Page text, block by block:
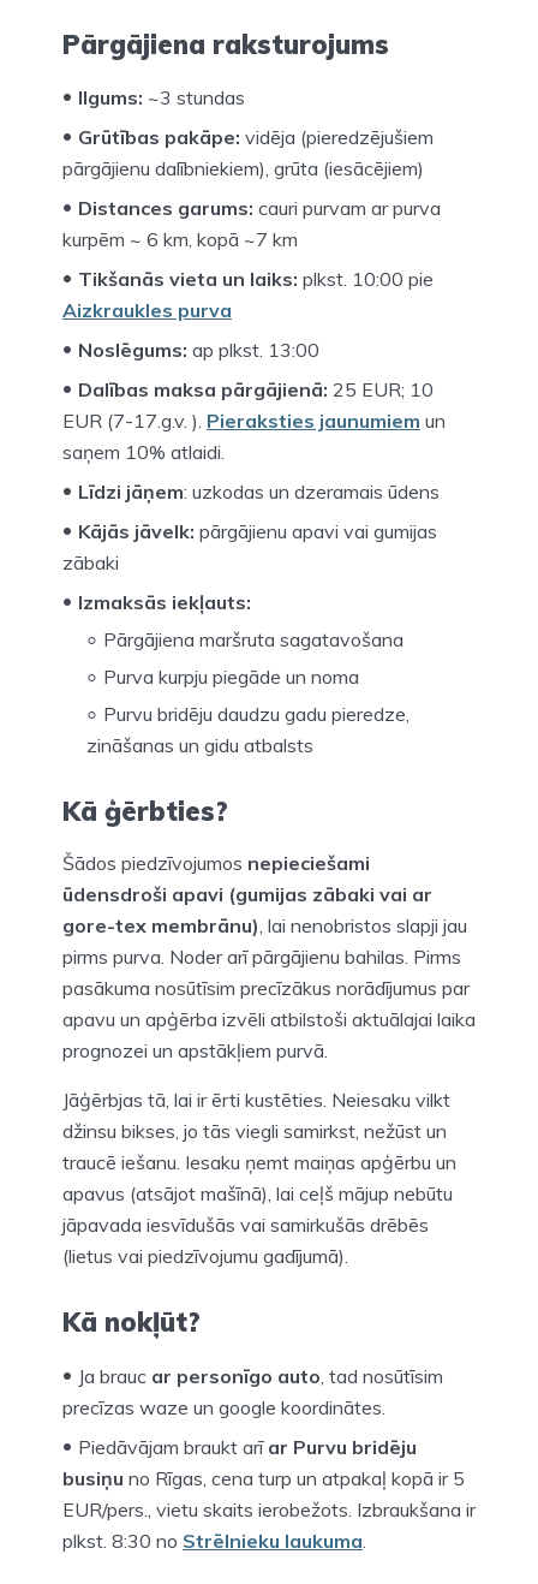
Pārgājiena raksturojums
Ilgums: ~3 stundas
Grūtības pakāpe: vidēja (pieredzējušiem
pārgājienu dalībniekiem), grūta (iesācējiem)
Distances garums: cauri purvam ar purva
kurpēm ~ 6 km, kopā ~7 km
Tikšanās vieta un laiks: plkst. 10:00 pie
Aizkraukles purva
Noslēgums: ap plkst. 13:00
Dalības maksa pārgājienā: 25 EUR; 10
EUR (7-17.g.v. ). Pieraksties jaunumiem un
saņem 10% atlaidi.
Līdzi jāņem: uzkodas un dzeramais ūdens
Kājās jāvelk: pārgājienu apavi vai gumijas
zābaki
Izmaksās iekļauts:
Pārgājiena maršruta sagatavošana
Purva kurpju piegāde un noma
Purvu bridēju daudzu gadu pieredze,
zināšanas un gidu atbalsts
Kā ģērbties?
Šādos piedzīvojumos nepieciešami
ūdensdroši apavi (gumijas zābaki vai ar
gore-tex membrānu) , lai nenobristos slapji jau
pirms purva. Noder arī pārgājienu bahilas. Pirms
pasākuma nosūtīsim precīzākus norādījumus par
apavu un apģērba izvēli atbilstoši aktuālajai laika
prognozei un apstākļiem purvā.
Jāģērbjas tā, lai ir ērti kustēties. Neiesaku vilkt
džinsu bikses, jo tās viegli samirkst, nežūst un
traucē iešanu. Iesaku ņemt maiņas apģērbu un
apavus (atsājot mašīnā), lai ceļš mājup nebūtu
jāpavada iesvīdušās vai samirkušās drēbēs
(lietus vai piedzīvojumu gadījumā).
Kā nokļūt?
Ja brauc ar personīgo auto , tad nosūtīsim
precīzas waze un google koordinātes.
Piedāvājam braukt arī ar Purvu bridēju
busiņu no Rīgas, cena turp un atpakaļ kopā ir 5
EUR/pers., vietu skaits ierobežots. Izbraukšana ir
plkst. 8:30 no Strēlnieku laukuma